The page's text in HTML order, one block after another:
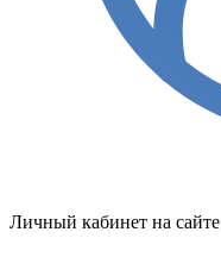
Личный кабинет на сайте